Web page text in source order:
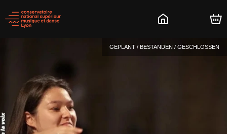
GEPLANT / BESTANDEN / GESCHLOSSEN